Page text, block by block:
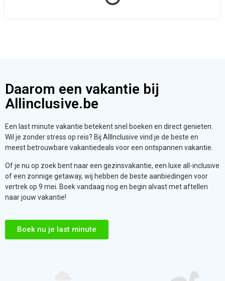
meest betrouwbare vakantiedeals voor een ontspannen vakantie.
Of je nu op zoek bent naar een gezinsvakantie, een luxe all-inclusive
of een zonnige getaway, wij hebben de beste aanbiedingen voor
naar jouw vakantie!
Boek nu je last minute